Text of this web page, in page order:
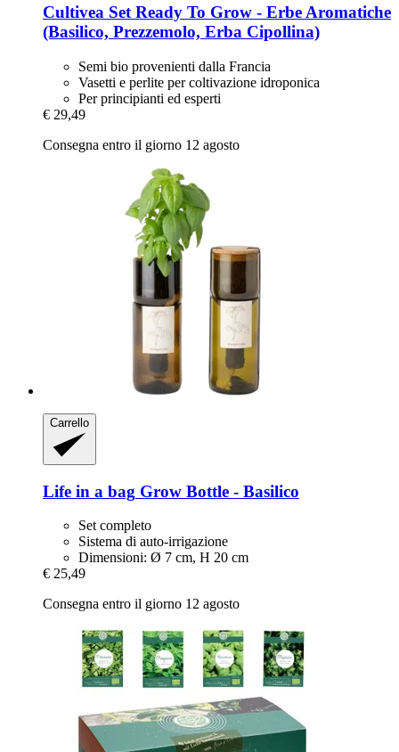
Cultivea Set Ready To Grow -​ Erbe Aromatiche
(Basilico, Prezzemolo, Erba Cipollina)
Semi bio provenienti dalla Francia
Vasetti e perlite per coltivazione idroponica
Per principianti ed esperti
€ 29,49
Consegna entro il giorno 12 agosto
Carrello
Life in a bag Grow Bottle -​ Basilico
Set completo
Sistema di auto-irrigazione
Dimensioni: Ø 7 cm, H 20 cm
€ 25,49
Consegna entro il giorno 12 agosto